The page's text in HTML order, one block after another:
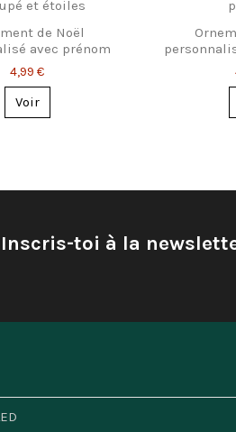
de Noël
avec prénom
4,99 €
Voir
Inscris-toi à la